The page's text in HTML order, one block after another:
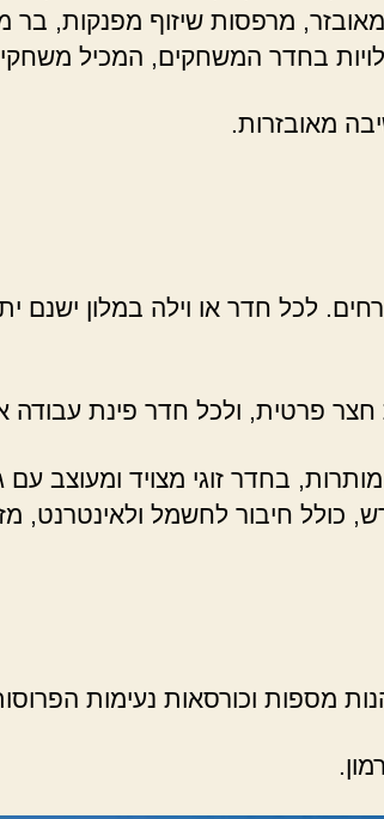
מרפסות שיזוף מפנקות, בר
בחדר המשחקים, המכיל
מאובזרות.
לכל חדר או וילה במלון ישנם
פרטית, ולכל חדר פינת עבודה
בחדר זוגי מצויד ומעוצב עם
כולל חיבור לחשמל ולאינטרנט,
מספות וכורסאות נעימות